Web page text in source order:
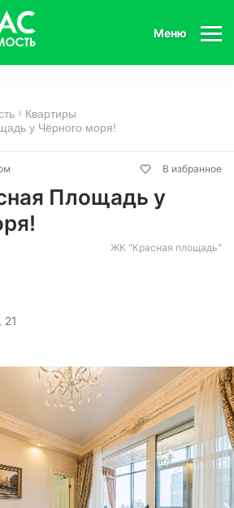
Меню
Квартиры
у Чёрного моря!
В избранное
Площадь у
ЖК "Красная площадь"
21